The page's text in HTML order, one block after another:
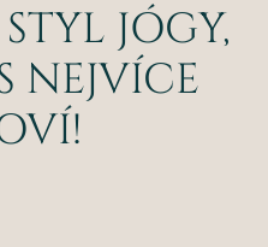
JÓGY,
NEJVÍCE